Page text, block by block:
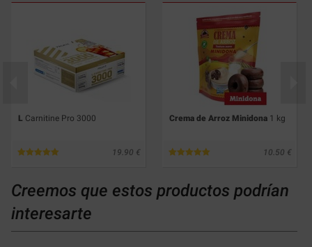
L Carnitine Pro 3000
19.90
Crema de Arroz Minidona 1 kg
10.50
Creemos que estos productos podrían
interesarte